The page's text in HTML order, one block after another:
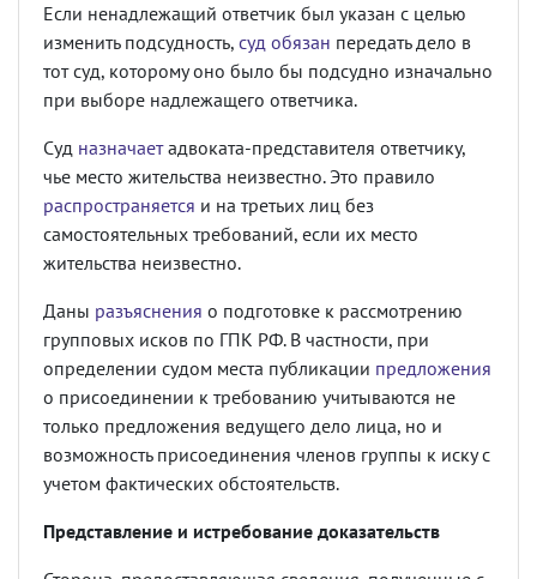
Если ненадлежащий ответчик был указан с целью
изменить подсудность, суд обязан передать дело в
тот суд, которому оно было бы подсудно изначально
при выборе надлежащего ответчика.
Суд назначаетадвоката-представителя ответчику,
чье место жительства неизвестно. Это правило
распространяется и на третьих лиц без
самостоятельных требований, если их место
жительства неизвестно.
Даны разъяснения о подготовке к рассмотрению
групповых исков по ГПК РФ. В частности, при
определении судом места публикации предложения
о присоединении к требованию учитываются не
только предложения ведущего дело лица, но и
возможность присоединения членов группы к иску с
учетом фактических обстоятельств.
Представление и истребование доказательств